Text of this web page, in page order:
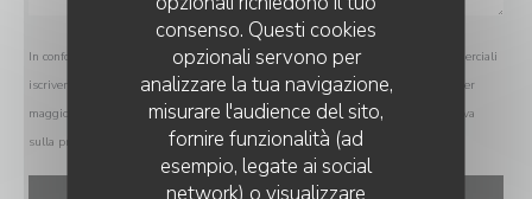
consenso. Questi cookies
opzionali servono per
analizzare la tua navigazione,
misurare l'audience del sito,
fornire funzionalità (ad
esempio, legate ai social
In conformità al Codice del Consumo, hai il diritto di opporti alle chiamate commerciali
iscrivendoti al Registro Pubblico delle Opposizioni:registrodelleopposizioni.it
. Per
maggiori informazioni sul trattamento dei tuoi dati, consulta la nostra
informativa
sulla privacy